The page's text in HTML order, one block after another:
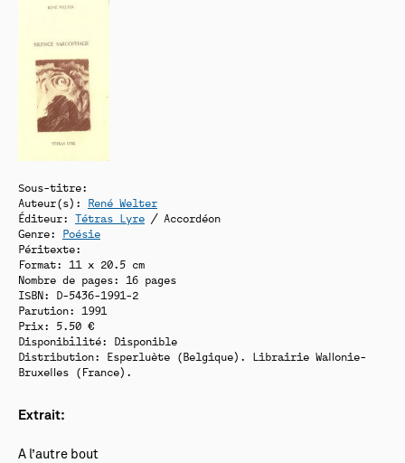
Sous-titre:
Auteur(s): René Welter
Éditeur: Tétras Lyre / Accordéon
Genre: Poésie
Péritexte:
Format: 11 x 20.5 cm
Nombre de pages: 16 pages
ISBN: D-5436-1991-2
Parution: 1991
Prix: 5.50 €
Disponibilité:
Disponible
Distribution: Esperluète (Belgique). Librairie Wallonie-
Bruxelles (France).
Extrait:
A l’autre bout